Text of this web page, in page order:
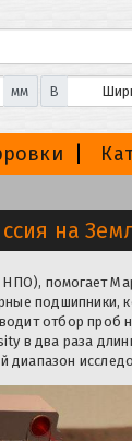
мм B
на
помогает
отбор проб
два раза
диапазон